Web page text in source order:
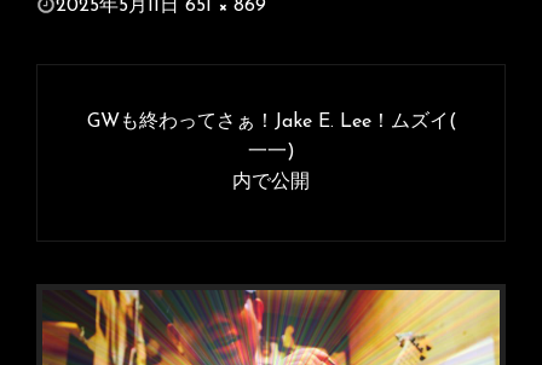
投
日:
2025年5月11日
ル
651 × 869
ゲ
ョ
GWも終わってさぁ！Jake E. Lee！ムズイ(
一一)
内で公開